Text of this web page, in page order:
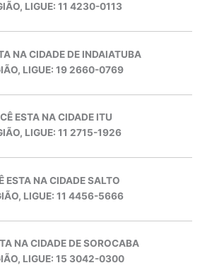
LIGUE: 11 4230-0113
NA CIDADE DE INDAIATUBA
LIGUE: 19 2660-0769
ESTA NA CIDADE ITU
LIGUE: 11 2715-1926
ESTA NA CIDADE SALTO
LIGUE: 11 4456-5666
NA CIDADE DE SOROCABA
LIGUE: 15 3042-0300